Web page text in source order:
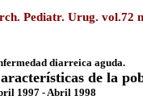
Pediatr. Urug. vol.72
diarreica aguda.
de la
1997 - Abril 1998